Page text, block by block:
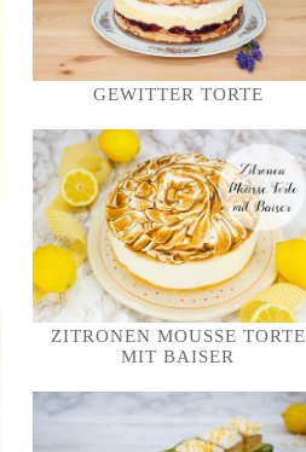
GEWITTER TORTE
ZITRONEN MOUSSE TORTE
MIT BAISER